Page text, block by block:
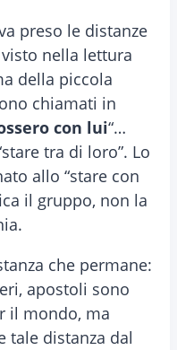
preso le distanze
nella lettura
della piccola
chiamati in
con lui“…
tra di loro”. Lo
allo “stare con
il gruppo, non la
che permane:
apostoli sono
il mondo, ma
tale distanza dal